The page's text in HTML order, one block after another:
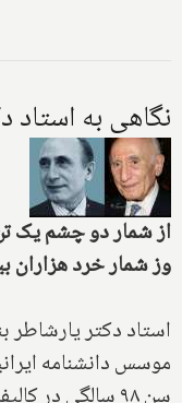
نگاهی به
از شمار دو چشم یک
وز شمار خرد هزاران
استاد دکتر یارشاطر